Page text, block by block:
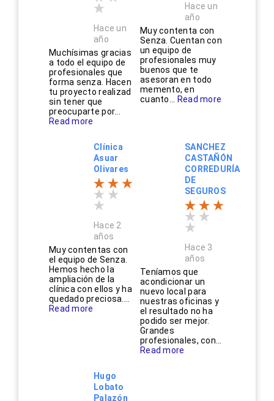
Hace un
año
Muchísimas gracias
a todo el equipo de
profesionales que
forma senza. Hacen
tu proyecto realizad
sin tener que
preocuparte por...
Read more
Hace un
año
Muy contenta con
Senza. Cuentan con
un equipo de
profesionales muy
buenos que te
asesoran en todo
memento, en
cuanto...
Read more
Clínica
Asuar
Olivares
Hace 2
años
Muy contentas con
el equipo de Senza.
Hemos hecho la
ampliación de la
clínica con ellos y ha
quedado preciosa....
Read more
SANCHEZ
CASTAÑÓN
CORREDURÍA
DE
SEGUROS
Hace 3
años
Teníamos que
acondicionar un
nuevo local para
nuestras oficinas y
el resultado no ha
podido ser mejor.
Grandes
profesionales, con...
Read more
Hugo
Lobato
Palazón